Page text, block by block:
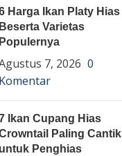
Harga Ikan Platy Hias
Beserta Varietas
Populernya
7, 2026 0
Komentar
Ikan Cupang Hias
Paling Cantik
untuk Penghias